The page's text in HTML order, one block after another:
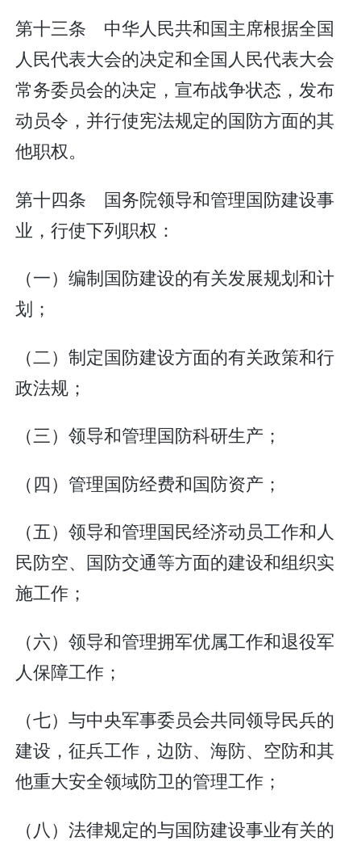
第十三条 中华人民共和国主席根据全国
人民代表大会的决定和全国人民代表大会
常务委员会的决定，宣布战争状态，发布
动员令，并行使宪法规定的国防方面的其
他职权。
第十四条 国务院领导和管理国防建设事
业，行使下列职权：
（一）编制国防建设的有关发展规划和计
划；
（二）制定国防建设方面的有关政策和行
政法规；
（三）领导和管理国防科研生产；
（四）管理国防经费和国防资产；
（五）领导和管理国民经济动员工作和人
民防空、国防交通等方面的建设和组织实
施工作；
（六）领导和管理拥军优属工作和退役军
人保障工作；
（七）与中央军事委员会共同领导民兵的
建设，征兵工作，边防、海防、空防和其
他重大安全领域防卫的管理工作；
（八）法律规定的与国防建设事业有关的